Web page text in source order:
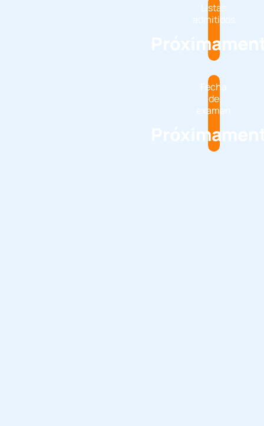
Listas
admitidos
Fecha
de
examen